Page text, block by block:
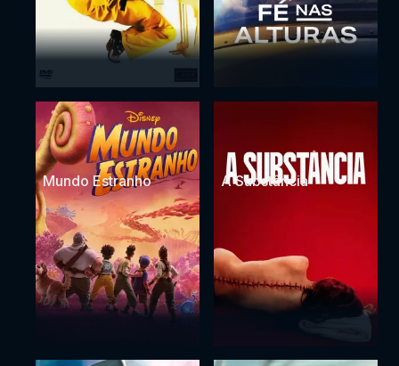
Mundo Estranho A Substância